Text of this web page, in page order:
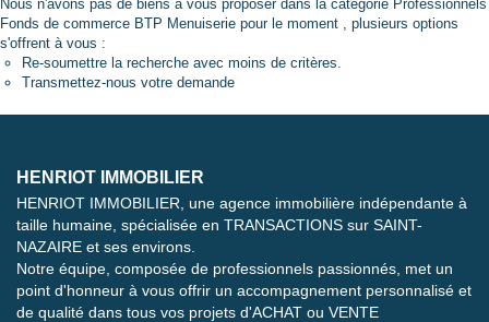
Nous n'avons pas de biens à vous proposer dans la catégorie Professionnels
Fonds de commerce BTP Menuiserie pour le moment , plusieurs options
s'offrent à vous :
Re-soumettre la recherche avec moins de critères.
Transmettez-nous votre demande
HENRIOT IMMOBILIER
HENRIOT IMMOBILIER, une agence immobilière indépendante à
taille humaine, spécialisée en TRANSACTIONS sur SAINT-
NAZAIRE et ses environs.
Notre équipe, composée de professionnels passionnés, met un
point d'honneur à vous offrir un accompagnement personnalisé et
de qualité dans tous vos projets d'ACHAT ou VENTE